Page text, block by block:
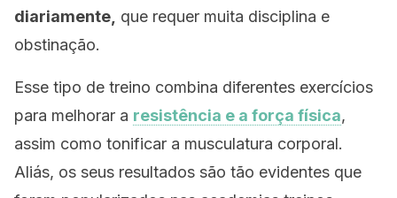
diariamente, que requer muita disciplina e
obstinação.
Esse tipo de treino combina diferentes exercícios
para melhorar a resistência e a força física,
assim como tonificar a musculatura corporal.
Aliás, os seus resultados são tão evidentes que